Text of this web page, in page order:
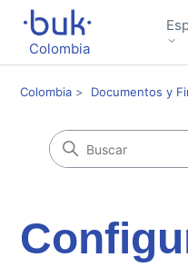
Colombia
Colombia Documentos y